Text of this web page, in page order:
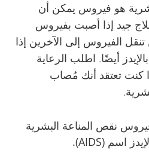
هو فيروس يمكن أن
جيد إذا أصبت بفيروس
الفيروس إلى الآخرين إذا
أيضًا. اطلب الرعاية
كنت تعتقد أنك مُصاب
نقص المناعة البشرية